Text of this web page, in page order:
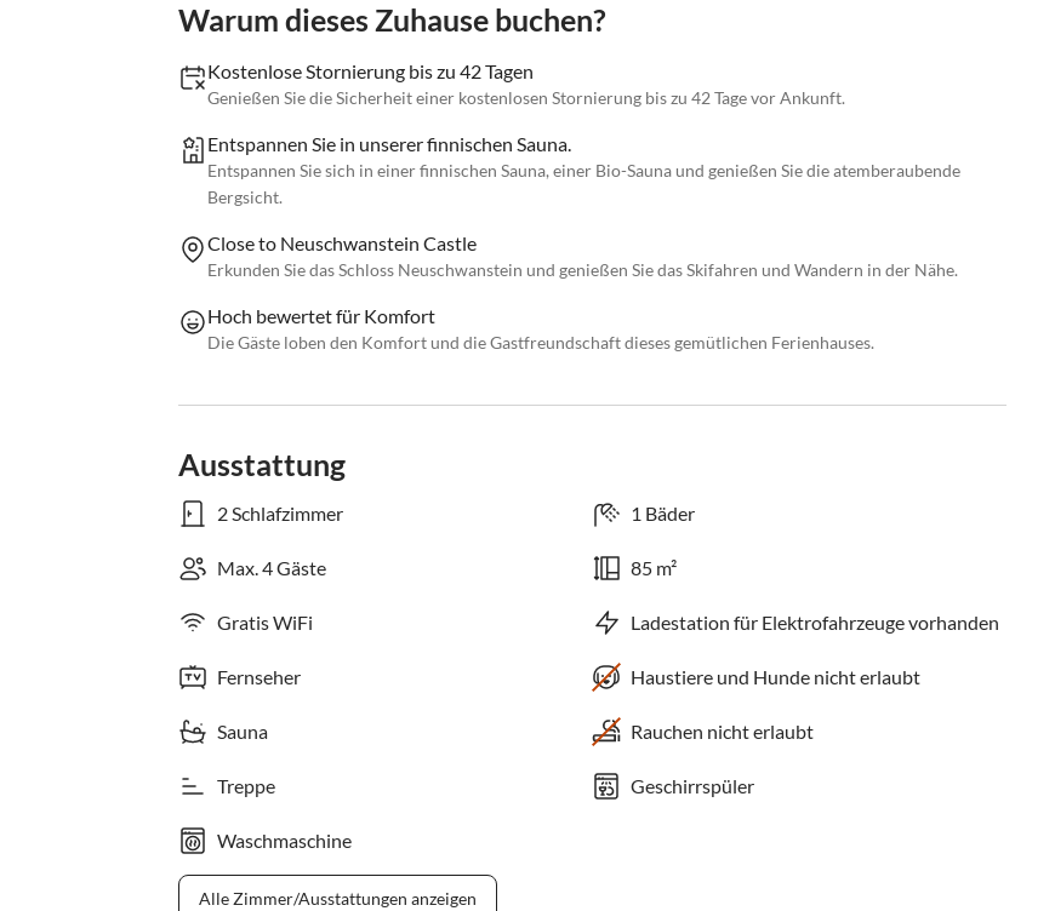
Warum dieses Zuhause buchen?
Kostenlose Stornierung bis zu 42 Tagen
Genießen Sie die Sicherheit einer kostenlosen Stornierung bis zu 42 Tage vor Ankunft.
Entspannen Sie in unserer finnischen Sauna.
Entspannen Sie sich in einer finnischen Sauna, einer Bio-Sauna und genießen Sie die atemberaubende
Bergsicht.
Close to Neuschwanstein Castle
Erkunden Sie das Schloss Neuschwanstein und genießen Sie das Skifahren und Wandern in der Nähe.
Hoch bewertet für Komfort
Die Gäste loben den Komfort und die Gastfreundschaft dieses gemütlichen Ferienhauses.
Ausstattung
2 Schlafzimmer 1 Bäder
Max. 4 Gäste 85 m²
Gratis WiFi Ladestation für Elektrofahrzeuge vorhanden
Fernseher Haustiere und Hunde nicht erlaubt
Sauna Rauchen nicht erlaubt
Treppe Geschirrspüler
Waschmaschine
Alle Zimmer/Ausstattungen anzeigen